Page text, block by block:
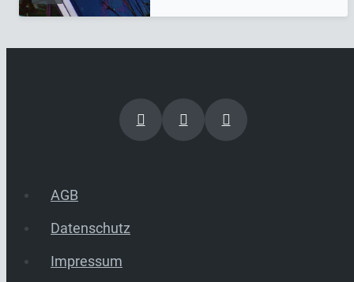
AGB
Datenschutz
Impressum